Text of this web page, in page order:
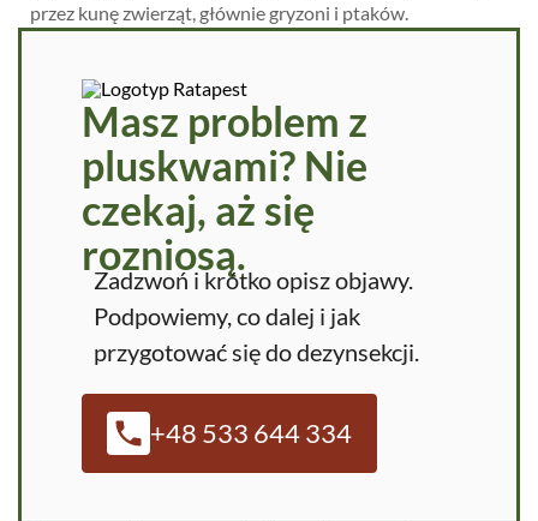
przez kunę zwierząt, głównie gryzoni i ptaków.
Masz problem z
pluskwami? Nie
czekaj, aż się
rozniosą.
Zadzwoń i krótko opisz objawy.
Podpowiemy, co dalej i jak
przygotować się do dezynsekcji.
+48 533 644 334